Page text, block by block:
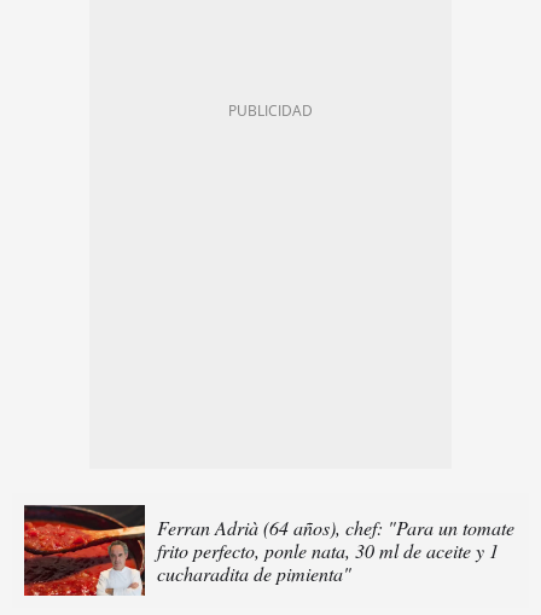
Ferran Adrià (64 años), chef: "Para un tomate
frito perfecto, ponle nata, 30 ml de aceite y 1
cucharadita de pimienta"